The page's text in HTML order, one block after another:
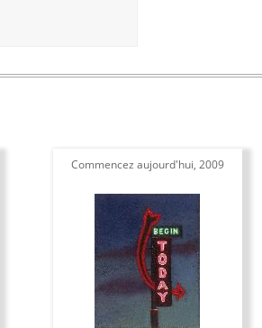
Commencez aujourd'hui, 2009